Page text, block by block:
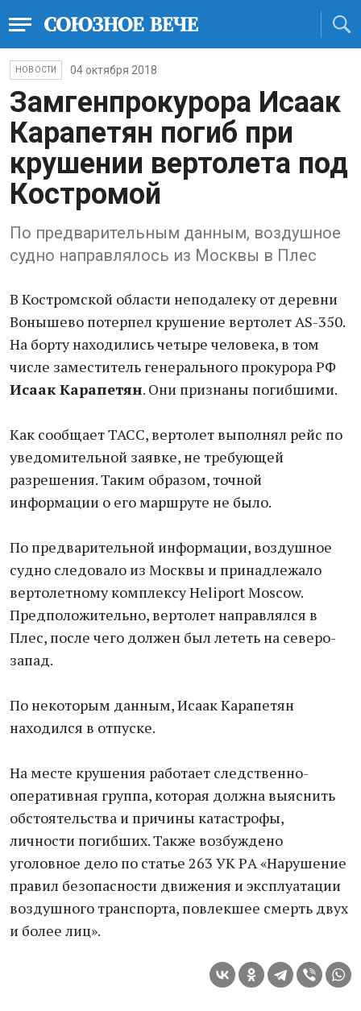
НОВОСТИ 04 октября 2018
Замгенпрокурора Исаак
Карапетян погиб при
крушении вертолета под
Костромой
По предварительным данным, воздушное
судно направлялось из Москвы в Плес
В Костромской области неподалеку от деревни
Вонышево потерпел крушение вертолет AS-350.
На борту находились четыре человека, в том
числе заместитель генерального прокурора РФ
Исаак Карапетян. Они признаны погибшими.
Как сообщает ТАСС, вертолет выполнял рейс по
уведомительной заявке, не требующей
разрешения. Таким образом, точной
информации о его маршруте не было.
По предварительной информации, воздушное
судно следовало из Москвы и принадлежало
вертолетному комплексу Heliport Moscow.
Предположительно, вертолет направлялся в
Плес, после чего должен был лететь на северо-
запад.
По некоторым данным, Исаак Карапетян
находился в отпуске.
На месте крушения работает следственно-
оперативная группа, которая должна выяснить
обстоятельства и причины катастрофы,
личности погибших. Также возбуждено
уголовное дело по статье 263 УК РA «Нарушение
правил безопасности движения и эксплуатации
воздушного транспорта, повлекшее смерть двух
и более лиц».